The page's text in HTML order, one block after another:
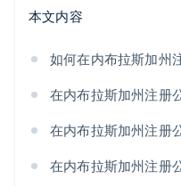
本文内容
如何在内布拉斯加州
在内布拉斯加州注册
在内布拉斯加州注册
在内布拉斯加州注册